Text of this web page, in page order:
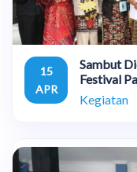
15
APR
Sambut
Festival
Kegiatan